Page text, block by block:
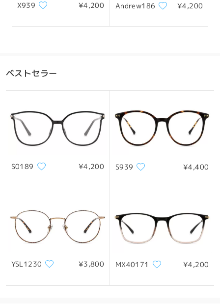
レンズ幅
天地幅
ブリッジ幅
四角顔 丸顔 ハート顔 ひし形の顔 卵型の顔
*画像はイメージです。実際とは異なる場合があります。
製品概要
X939 ¥4,200 Andrew186 ¥4,200
ベストセラー
S0189 ¥4,200 S939 ¥4,400
YSL1230 ¥3,800 MX40171 ¥4,200